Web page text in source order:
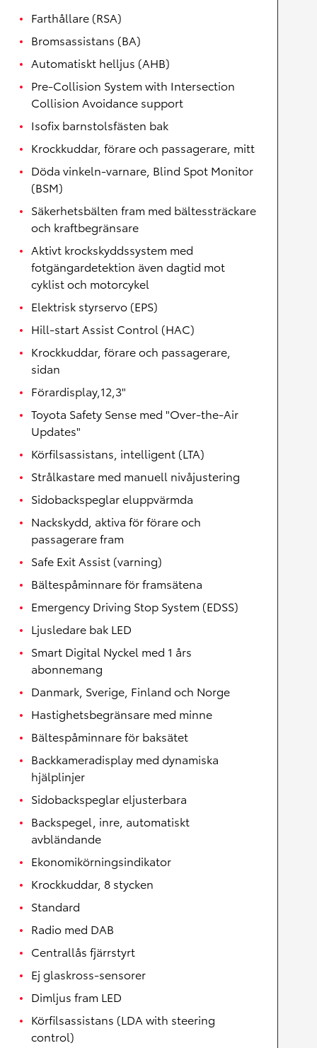
Farthållare (RSA)
Bromsassistans (BA)
Automatiskt helljus (AHB)
Pre-Collision System with Intersection
Collision Avoidance support
Isofix barnstolsfästen bak
Krockkuddar, förare och passagerare, mitt
Döda vinkeln-varnare, Blind Spot Monitor
(BSM)
Säkerhetsbälten fram med bältessträckare
och kraftbegränsare
Aktivt krockskyddssystem med
fotgängardetektion även dagtid mot
cyklist och motorcykel
Elektrisk styrservo (EPS)
Hill-start Assist Control (HAC)
Krockkuddar, förare och passagerare,
sidan
Förardisplay,12,3"
Toyota Safety Sense med "Over-the-Air
Updates"
Körfilsassistans, intelligent (LTA)
Strålkastare med manuell nivåjustering
Sidobackspeglar eluppvärmda
Nackskydd, aktiva för förare och
passagerare fram
Safe Exit Assist (varning)
Bältespåminnare för framsätena
Emergency Driving Stop System (EDSS)
Ljusledare bak LED
Smart Digital Nyckel med 1 års
abonnemang
Danmark, Sverige, Finland och Norge
Hastighetsbegränsare med minne
Bältespåminnare för baksätet
Backkameradisplay med dynamiska
hjälplinjer
Sidobackspeglar eljusterbara
Backspegel, inre, automatiskt
avbländande
Ekonomikörningsindikator
Krockkuddar, 8 stycken
Standard
Radio med DAB
Centrallås fjärrstyrt
Ej glaskross-sensorer
Dimljus fram LED
Körfilsassistans (LDA with steering
control)